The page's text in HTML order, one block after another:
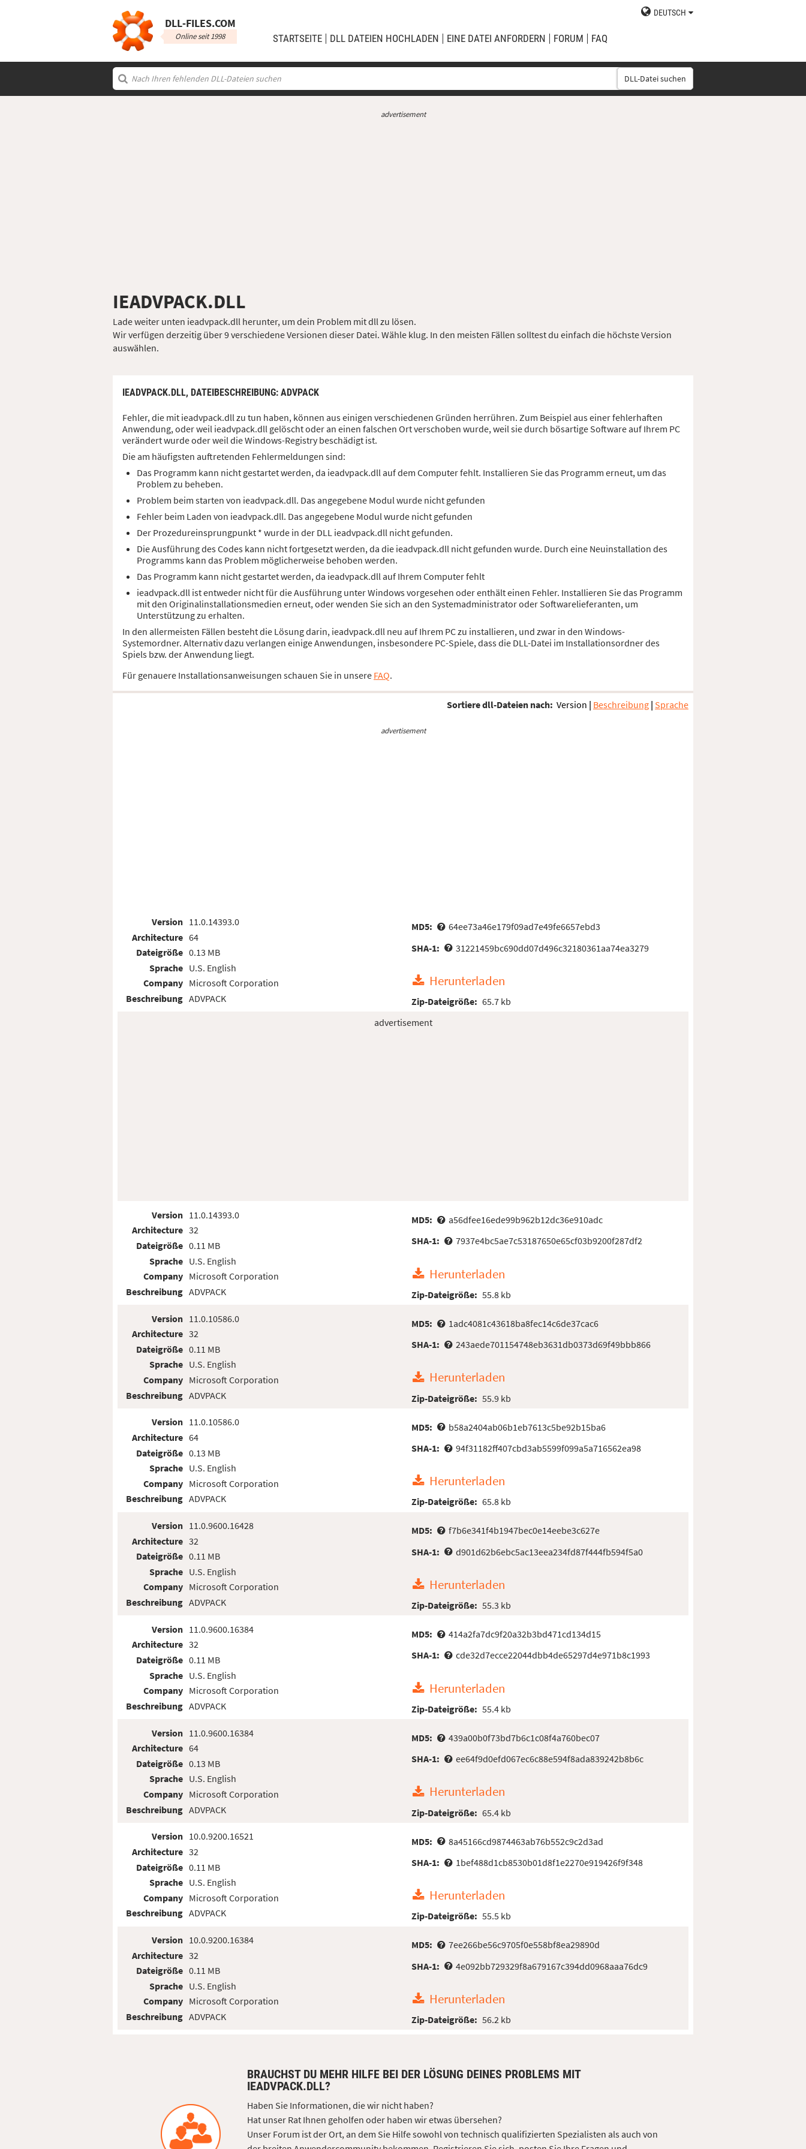
DLL‑FILES.COM
Online seit 1998
DEUTSCH
STARTSEITE DLL DATEIEN HOCHLADEN EINE DATEI ANFORDERN FORUM FAQ
DLL-Datei suchen
advertisement
IEADVPACK.DLL
Lade weiter unten ieadvpack.dll herunter, um dein Problem mit dll zu lösen.
Wir verfügen derzeitig über 9 verschiedene Versionen dieser Datei. Wähle klug. In den meisten Fällen solltest du einfach die höchste Version
auswählen.
IEADVPACK.DLL, DATEIBESCHREIBUNG: ADVPACK
Fehler, die mit ieadvpack.dll zu tun haben, können aus einigen verschiedenen Gründen herrühren. Zum Beispiel aus einer fehlerhaften
Anwendung, oder weil ieadvpack.dll gelöscht oder an einen falschen Ort verschoben wurde, weil sie durch bösartige Software auf Ihrem PC
verändert wurde oder weil die Windows-Registry beschädigt ist.
Die am häufigsten auftretenden Fehlermeldungen sind:
Das Programm kann nicht gestartet werden, da ieadvpack.dll auf dem Computer fehlt. Installieren Sie das Programm erneut, um das
Problem zu beheben.
Problem beim starten von ieadvpack.dll. Das angegebene Modul wurde nicht gefunden
Fehler beim Laden von ieadvpack.dll. Das angegebene Modul wurde nicht gefunden
Der Prozedureinsprungpunkt * wurde in der DLL ieadvpack.dll nicht gefunden.
Die Ausführung des Codes kann nicht fortgesetzt werden, da die ieadvpack.dll nicht gefunden wurde. Durch eine Neuinstallation des
Programms kann das Problem möglicherweise behoben werden.
Das Programm kann nicht gestartet werden, da ieadvpack.dll auf Ihrem Computer fehlt
ieadvpack.dll ist entweder nicht für die Ausführung unter Windows vorgesehen oder enthält einen Fehler. Installieren Sie das Programm
mit den Originalinstallationsmedien erneut, oder wenden Sie sich an den Systemadministrator oder Softwarelieferanten, um
Unterstützung zu erhalten.
In den allermeisten Fällen besteht die Lösung darin, ieadvpack.dll neu auf Ihrem PC zu installieren, und zwar in den Windows-
Systemordner. Alternativ dazu verlangen einige Anwendungen, insbesondere PC-Spiele, dass die DLL-Datei im Installationsordner des
Spiels bzw. der Anwendung liegt.
Für genauere Installationsanweisungen schauen Sie in unsere FAQ.
Sortiere dll-Dateien nach: Version | Beschreibung | Sprache
advertisement
Version
Architecture
Dateigröße
Sprache
Company
Beschreibung
11.0.14393.0
64
0.13 MB
U.S. English
Microsoft Corporation
ADVPACK
MD5:
64ee73a46e179f09ad7e49fe6657ebd3
SHA-1:
31221459bc690dd07d496c32180361aa74ea3279
Herunterladen
Zip-Dateigröße: 65.7 kb
advertisement
Version
Architecture
Dateigröße
Sprache
Company
Beschreibung
11.0.14393.0
32
0.11 MB
U.S. English
Microsoft Corporation
ADVPACK
MD5:
a56dfee16ede99b962b12dc36e910adc
SHA-1:
7937e4bc5ae7c53187650e65cf03b9200f287df2
Herunterladen
Zip-Dateigröße: 55.8 kb
Version
Architecture
Dateigröße
Sprache
Company
Beschreibung
11.0.10586.0
32
0.11 MB
U.S. English
Microsoft Corporation
ADVPACK
MD5:
1adc4081c43618ba8fec14c6de37cac6
SHA-1:
243aede701154748eb3631db0373d69f49bbb866
Herunterladen
Zip-Dateigröße: 55.9 kb
Version
Architecture
Dateigröße
Sprache
Company
Beschreibung
11.0.10586.0
64
0.13 MB
U.S. English
Microsoft Corporation
ADVPACK
MD5:
b58a2404ab06b1eb7613c5be92b15ba6
SHA-1:
94f31182ff407cbd3ab5599f099a5a716562ea98
Herunterladen
Zip-Dateigröße: 65.8 kb
Version
Architecture
Dateigröße
Sprache
Company
Beschreibung
11.0.9600.16428
32
0.11 MB
U.S. English
Microsoft Corporation
ADVPACK
MD5:
f7b6e341f4b1947bec0e14eebe3c627e
SHA-1:
d901d62b6ebc5ac13eea234fd87f444fb594f5a0
Herunterladen
Zip-Dateigröße: 55.3 kb
Version
Architecture
Dateigröße
Sprache
Company
Beschreibung
11.0.9600.16384
32
0.11 MB
U.S. English
Microsoft Corporation
ADVPACK
MD5:
414a2fa7dc9f20a32b3bd471cd134d15
SHA-1:
cde32d7ecce22044dbb4de65297d4e971b8c1993
Herunterladen
Zip-Dateigröße: 55.4 kb
Version
Architecture
Dateigröße
Sprache
Company
Beschreibung
11.0.9600.16384
64
0.13 MB
U.S. English
Microsoft Corporation
ADVPACK
MD5:
439a00b0f73bd7b6c1c08f4a760bec07
SHA-1:
ee64f9d0efd067ec6c88e594f8ada839242b8b6c
Herunterladen
Zip-Dateigröße: 65.4 kb
Version
Architecture
Dateigröße
Sprache
Company
Beschreibung
10.0.9200.16521
32
0.11 MB
U.S. English
Microsoft Corporation
ADVPACK
MD5:
8a45166cd9874463ab76b552c9c2d3ad
SHA-1:
1bef488d1cb8530b01d8f1e2270e919426f9f348
Herunterladen
Zip-Dateigröße: 55.5 kb
Version
Architecture
Dateigröße
Sprache
Company
Beschreibung
10.0.9200.16384
32
0.11 MB
U.S. English
Microsoft Corporation
ADVPACK
MD5:
7ee266be56c9705f0e558bf8ea29890d
SHA-1:
4e092bb729329f8a679167c394dd0968aaa76dc9
Herunterladen
Zip-Dateigröße: 56.2 kb
BRAUCHST DU MEHR HILFE BEI DER LÖSUNG DEINES PROBLEMS MIT
IEADVPACK.DLL?
Haben Sie Informationen, die wir nicht haben?
Hat unser Rat Ihnen geholfen oder haben wir etwas übersehen?
Unser Forum ist der Ort, an dem Sie Hilfe sowohl von technisch qualifizierten Spezialisten als auch von